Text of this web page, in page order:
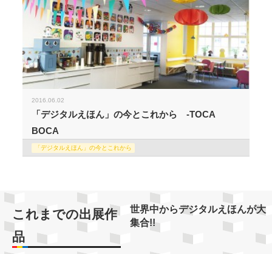
2016.06.02
「デジタルえほん」の今とこれから -TOCA
BOCA
「デジタルえほん」の今とこれから
これまでの出展作
品
世界中からデジタルえほんが大
集合!!